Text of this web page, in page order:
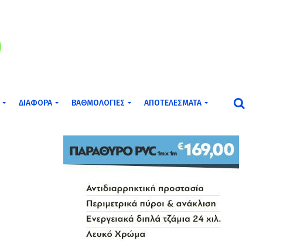
ΔΙΆΦΟΡΑ ΒΑΘΜΟΛΟΓΊΕΣ ΑΠΟΤΕΛΈΣΜΑΤΑ